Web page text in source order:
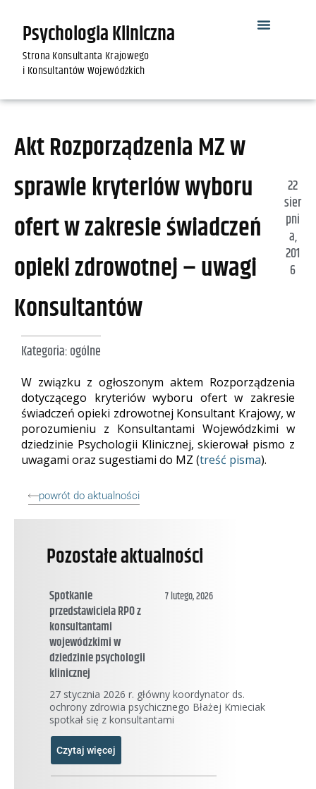
Psychologia Kliniczna
Strona Konsultanta Krajowego
i Konsultantów Wojewódzkich
Pozostałe aktualności
Spotkanie
przedstawiciela RPO z
konsultantami
wojewódzkimi w
dziedzinie psychologii
klinicznej
7 lutego, 2026
27 stycznia 2026 r. główny koordynator ds.
ochrony zdrowia psychicznego Błażej Kmieciak
spotkał się z konsultantami
Czytaj więcej
Akt Rozporządzenia MZ w
sprawie kryteriów wyboru
ofert w zakresie świadczeń
opieki zdrowotnej – uwagi
Konsultantów
22
sier
pni
a,
201
6
Kategoria:ogólne
W związku z ogłoszonym aktem Rozporządzenia
dotyczącego kryteriów wyboru ofert w zakresie
świadczeń opieki zdrowotnej Konsultant Krajowy, w
porozumieniu z Konsultantami Wojewódzkimi w
dziedzinie Psychologii Klinicznej, skierował pismo z
uwagami oraz sugestiami do MZ (treść pisma).
powrót do aktualności